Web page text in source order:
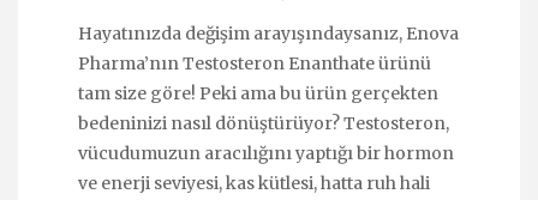
Hayatınızda değişim arayışındaysanız, Enova
Pharma’nın Testosteron Enanthate ürünü
tam size göre! Peki ama bu ürün gerçekten
bedeninizi nasıl dönüştürüyor? Testosteron,
vücudumuzun aracılığını yaptığı bir hormon
ve enerji seviyesi, kas kütlesi, hatta ruh hali